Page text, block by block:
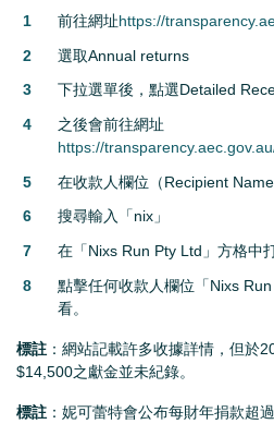
前往網址https://
選取Annual returns
下拉選單後，點選Detailed
之後會前往網址
https://
在收款人欄位（Recipient
搜尋輸入「nix」
在「Nixs Run Pty Ltd」方格中
點擊任何收款人欄位「Nixs
看。
標註 ：網站記載許多收據詳情，但於
$14,500之獻金並未紀錄。
標註 ：妮可蕾特會公布每財年捐款超